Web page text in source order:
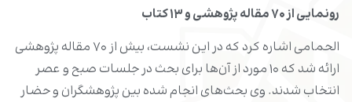
رونمایی از ۷۰ مقاله پژوهشی و ۱۳ کتاب
الحمامی اشاره کرد که در این نشست، بیش از ۷۰ مقاله پژوهشی
ارائه شد که ۱۰ مورد از آن‌ها برای بحث در جلسات صبح و عصر
انتخاب شدند. وی بحث‌های انجام شده بین پژوهشگران و حضار